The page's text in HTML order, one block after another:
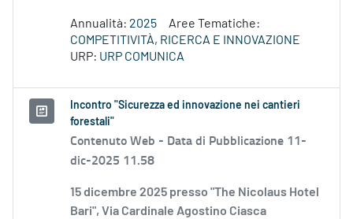
Annualità: 2025
Aree Tematiche:
COMPETITIVITÀ, RICERCA E INNOVAZIONE
URP: URP COMUNICA
Incontro "Sicurezza ed innovazione nei cantieri
forestali"
Contenuto Web - Data di Pubblicazione 11-
dic-2025 11.58
15 dicembre 2025 presso "The Nicolaus Hotel
Bari", Via Cardinale Agostino Ciasca